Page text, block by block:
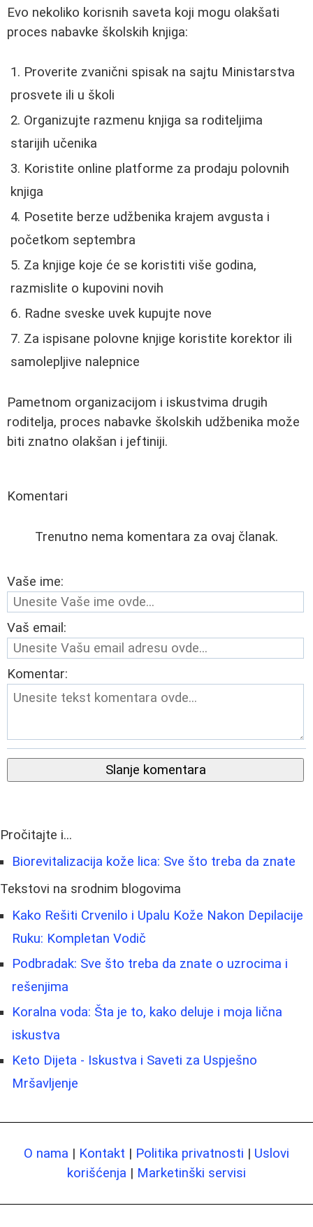
Evo nekoliko korisnih saveta koji mogu olakšati
proces nabavke školskih knjiga:
Proverite zvanični spisak na sajtu Ministarstva
prosvete ili u školi
Organizujte razmenu knjiga sa roditeljima
starijih učenika
Koristite online platforme za prodaju polovnih
knjiga
Posetite berze udžbenika krajem avgusta i
početkom septembra
Za knjige koje će se koristiti više godina,
razmislite o kupovini novih
Radne sveske uvek kupujte nove
Za ispisane polovne knjige koristite korektor ili
samolepljive nalepnice
Pametnom organizacijom i iskustvima drugih
roditelja, proces nabavke školskih udžbenika može
biti znatno olakšan i jeftiniji.
Komentari
Trenutno nema komentara za ovaj članak.
Vaše ime:
Vaš email:
Komentar:
Slanje komentara
Pročitajte i...
Biorevitalizacija kože lica: Sve što treba da znate
Tekstovi na srodnim blogovima
Kako Rešiti Crvenilo i Upalu Kože Nakon Depilacije
Ruku: Kompletan Vodič
Podbradak: Sve što treba da znate o uzrocima i
rešenjima
Koralna voda: Šta je to, kako deluje i moja lična
iskustva
Keto Dijeta - Iskustva i Saveti za Uspješno
Mršavljenje
O nama | Kontakt | Politika privatnosti | Uslovi
korišćenja | Marketinški servisi